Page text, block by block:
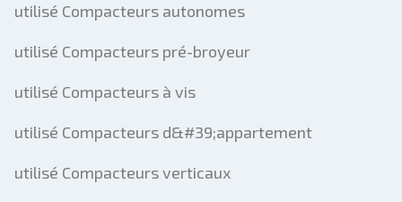
utilisé Compacteurs autonomes
utilisé Compacteurs pré-broyeur
utilisé Compacteurs à vis
utilisé Compacteurs d&#39;appartement
utilisé Compacteurs verticaux